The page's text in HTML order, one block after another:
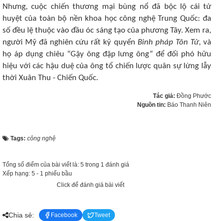
Nhưng, cuộc chiến thương mại bùng nổ đã bộc lộ cái tử
huyệt của toàn bộ nền khoa học công nghệ Trung Quốc: đa
số đều lệ thuộc vào đầu óc sáng tạo của phương Tây. Xem ra,
người Mỹ đã nghiên cứu rất kỹ quyển Binh pháp Tôn Tử, và
họ áp dụng chiêu “Gậy ông đập lưng ông” để đối phó hữu
hiệu với các hậu duệ của ông tổ chiến lược quân sự lừng lẫy
thời Xuân Thu - Chiến Quốc.
Tác giả: Đồng Phước
Nguồn tin: Báo Thanh Niên
Tags: công nghệ
Tổng số điểm của bài viết là: 5 trong 1 đánh giá
Xếp hạng: 5 - 1 phiếu bầu
Click để đánh giá bài viết
Chia sẻ: Facebook Tweet